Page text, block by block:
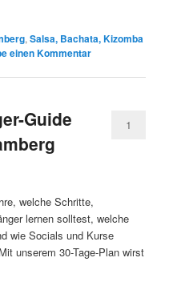
,Salsa, Bachata, Kizomba
einen Kommentar
Guide
1
welche Schritte,
lernen solltest, welche
wie Socials und Kurse
unserem 30-Tage-Plan wirst